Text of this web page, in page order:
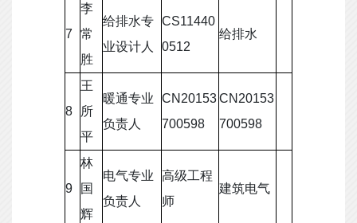
7
李
常
胜
给排水专
业设计人
CS11440
0512
给排水
8
王
所
平
暖通专业
负责人
CN20153
700598
CN20153
700598
9
林
国
辉
电气专业
负责人
高级工程
师
建筑电气